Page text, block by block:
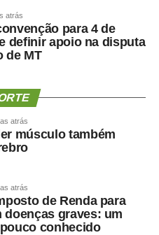
atrás
para 4 de
definir apoio na disputa
de MT
atrás
músculo também
atrás
de Renda para
doenças graves: um
conhecido